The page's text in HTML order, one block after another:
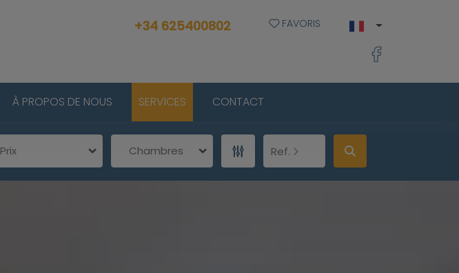
+34 625400802 FAVORIS
À PROPOS DE NOUS SERVICES CONTACT
Prix Chambres Ref.